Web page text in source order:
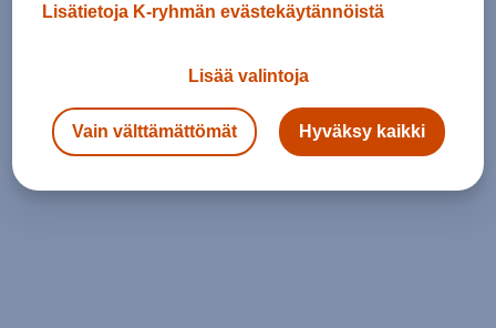
Lisätietoja K-ryhmän evästekäytännöistä
Lisää valintoja
Vain välttämättömät Hyväksy kaikki